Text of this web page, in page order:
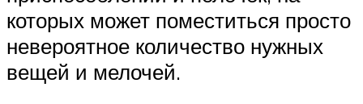
которых может поместиться просто
невероятное количество нужных
вещей и мелочей.